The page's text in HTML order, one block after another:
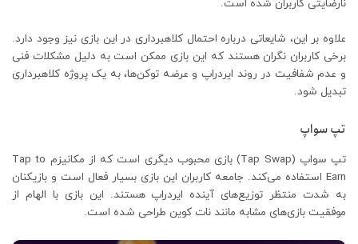
نارضایتی کاربران شده است.
علاوه بر این، شایعاتی درباره احتمال کلاهبرداری در این بازی نیز وجود دارد.
برخی کاربران نگران هستند که این بازی ممکن است به دلیل مشکلات فنی
و عدم شفافیت در روند ایردراپ و عرضه توکن‌ها، به یک پروژه کلاهبرداری
تبدیل شود.
تپ سواپ
تپ سواپ (Tap Swap) بازی محبوب دیگری است که از مکانیزم Tap to
Earn استفاده می‌کند. جامعه کاربران این بازی بسیار فعال است و بازیکنان
به شدت منتظر توزیع‌های آینده ایردراپ هستند. این بازی با الهام از
موفقیت بازی‌های مشابه مانند نات کوین طراحی شده است.